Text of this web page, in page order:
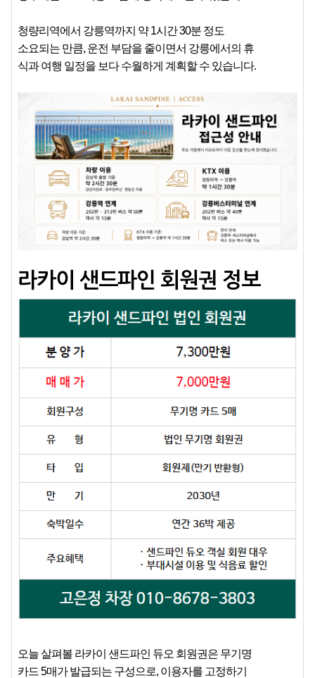
청량리역에서 강릉역까지 약 1시간 30분 정도
소요되는 만큼, 운전 부담을 줄이면서 강릉에서의 휴
식과 여행 일정을 보다 수월하게 계획할 수 있습니다.
라카이 샌드파인 회원권 정보
오늘 살펴볼 라카이 샌드파인 듀오 회원권은 무기명
카드 5매가 발급되는 구성으로, 이용자를 고정하기